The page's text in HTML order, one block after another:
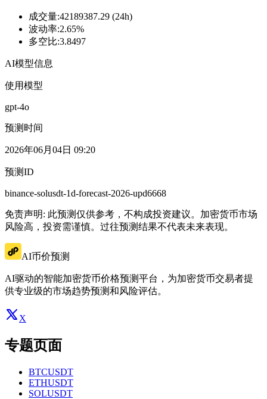
成交量:42189387.29 (24h)
波动率:2.65%
多空比:3.8497
AI模型信息
使用模型
gpt-4o
预测时间
2026年06月04日 09:20
预测ID
binance-solusdt-1d-forecast-2026-upd6668
免责声明: 此预测仅供参考，不构成投资建议。加密货币市场
风险高，投资需谨慎。过往预测结果不代表未来表现。
AI币价预测
AI驱动的智能加密货币价格预测平台，为加密货币交易者提
供专业级的市场趋势预测和风险评估。
X
专题页面
BTCUSDT
ETHUSDT
SOLUSDT